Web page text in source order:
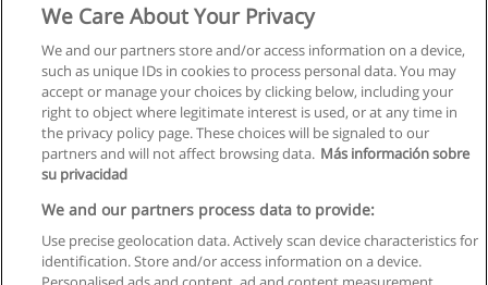
Regras de uso
Privacidade de dados
We Care About Your Privacy
We and our partners store and/or access information on a device,
such as unique IDs in cookies to process personal data. You may
accept or manage your choices by clicking below, including your
right to object where legitimate interest is used, or at any time in
the privacy policy page. These choices will be signaled to our
partners and will not affect browsing data. Más información sobre
su privacidad
We and our partners process data to provide:
Use precise geolocation data. Actively scan device characteristics for
identification. Store and/or access information on a device.